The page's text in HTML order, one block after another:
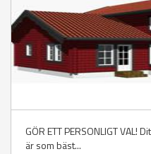
GÖR ETT PERSONLIGT VAL!
är som bäst...